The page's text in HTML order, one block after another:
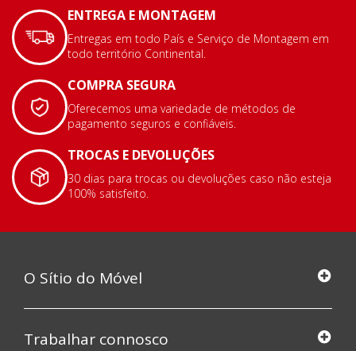
ENTREGA E MONTAGEM
Entregas em todo País e Serviço de Montagem em
todo território Continental.
COMPRA SEGURA
Oferecemos uma variedade de métodos de
pagamento seguros e confiáveis.
TROCAS E DEVOLUÇÕES
30 dias para trocas ou devoluções caso não esteja
100% satisfeito.
O Sítio do Móvel
Trabalhar connosco